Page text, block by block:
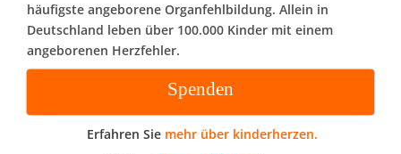
häufigste angeborene Organfehlbildung. Allein in
Deutschland leben über 100.000 Kinder mit einem
angeborenen Herzfehler.
Spenden
Erfahren Sie mehr über kinderherzen.